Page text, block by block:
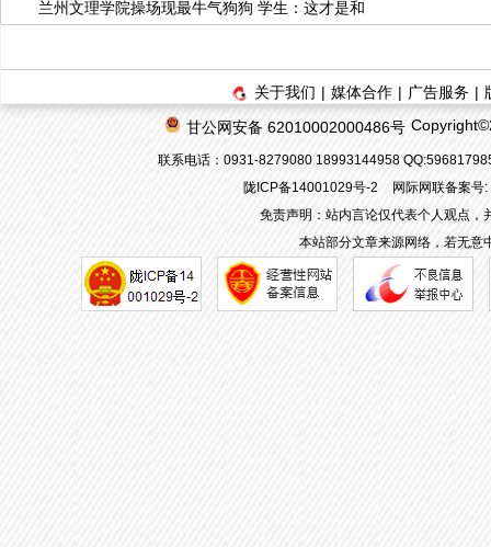
兰州文理学院操场现最牛气狗狗 学生：这才是和
关于我们 | 媒体合作 | 广告服务 |
甘公网安备 62010002000486号
联系电话：0931-8279080 18993144958
陇ICP备14001029号-2
网际网联备案
免责声明：站内言论仅代表个人观点，
本站部分文章来源网络，若无意